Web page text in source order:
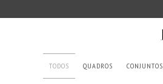
TODOS QUADROS CONJUNTOS